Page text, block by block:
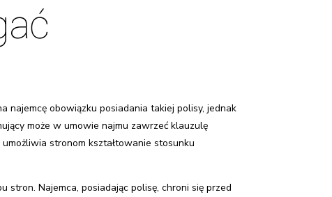
najemcę obowiązku posiadania takiej polisy, jednak
może w umowie najmu zawrzeć klauzulę
stronom kształtowanie stosunku
Najemca, posiadając polisę, chroni się przed